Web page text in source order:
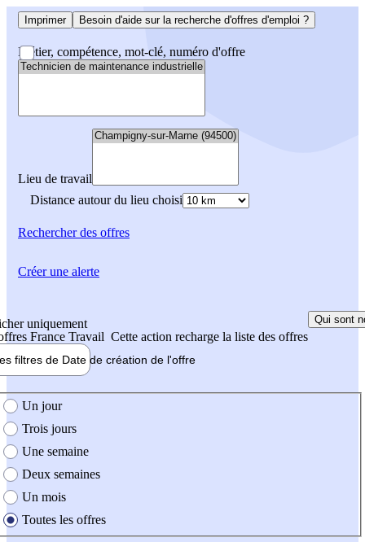
Imprimer Besoin d'aide sur la recherche d'offres d'emploi ?
Métier, compétence, mot-clé, numéro d'offre
Lieu de travail
Distance autour du lieu choisi
Rechercherdes offres
uniquement
France Travail Cette action recharge la liste des offres
Qui sont
filtres de Date de création de l'offre
création de l'offre
Un jour
Trois jours
Une semaine
Deux semaines
Un mois
Toutes les offres
Créer une alerte